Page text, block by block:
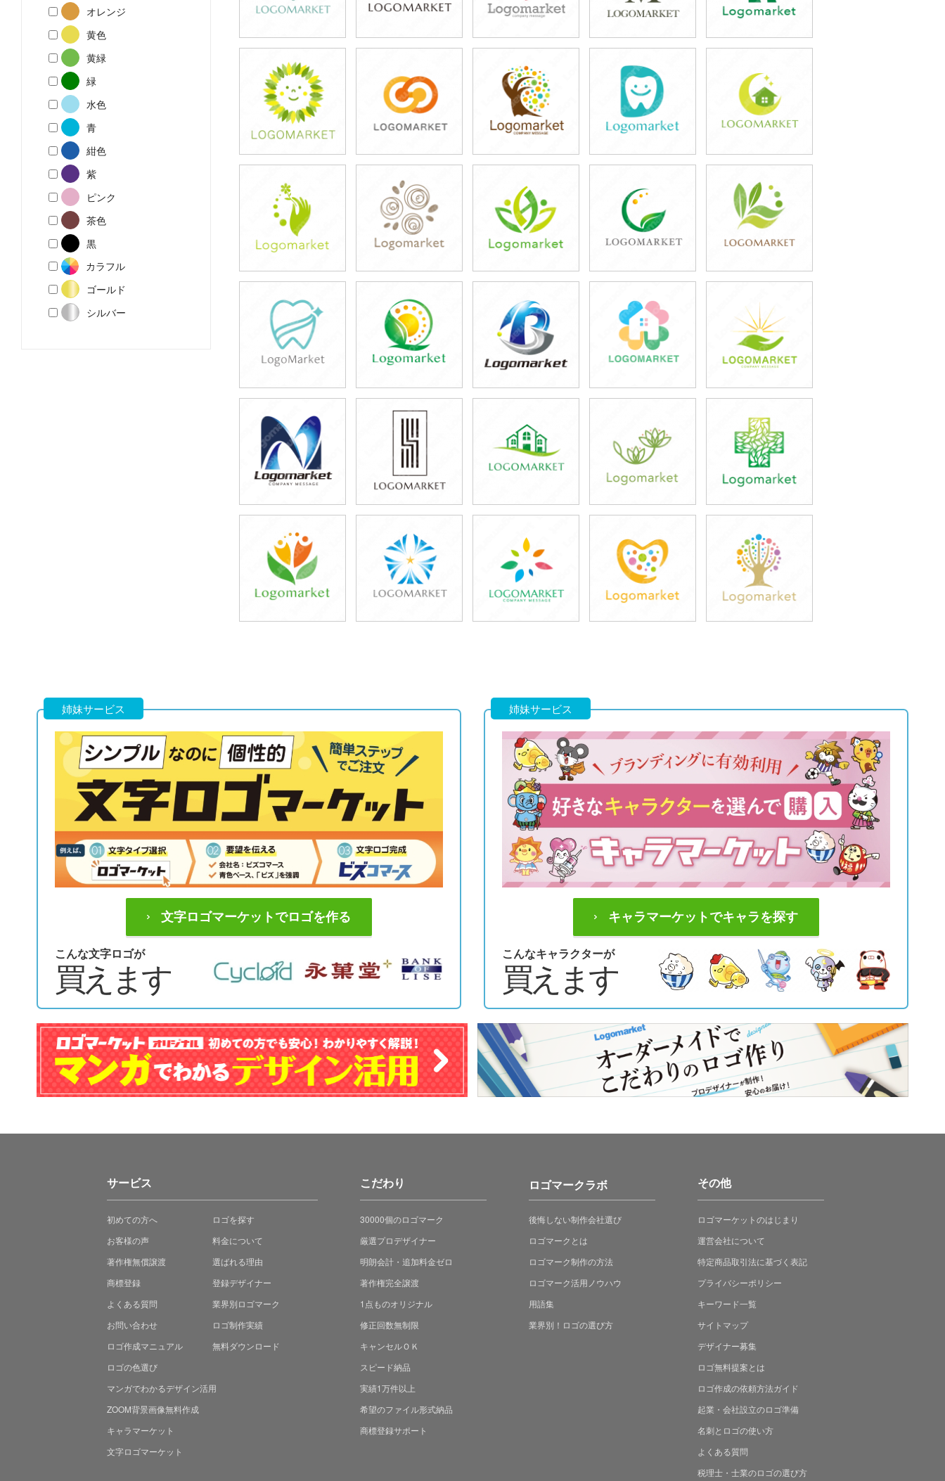
オレンジ
黄色
黄緑
緑
水色
青
紺色
紫
ピンク
茶色
黒
カラフル
ゴールド
シルバー
39,800円
(税込43,780円)
39,800円
(税込43,780円)
39,800円
(税込43,780円)
39,800円
(税込43,780円)
39,800円
(税込43,780円)
39,800円
(税込43,780円)
39,800円
(税込43,780円)
39,800円
(税込43,780円)
39,800円
(税込43,780円)
39,800円
(税込43,780円)
39,800円
(税込43,780円)
39,800円
(税込43,780円)
39,800円
(税込43,780円)
39,800円
(税込43,780円)
39,800円
(税込43,780円)
39,800円
(税込43,780円)
39,800円
(税込43,780円)
39,800円
(税込43,780円)
39,800円
(税込43,780円)
39,800円
(税込43,780円)
39,800円
(税込43,780円)
39,800円
(税込43,780円)
39,800円
(税込43,780円)
39,800円
(税込43,780円)
39,800円
(税込43,780円)
姉妹サービス
文字ロゴマーケットでロゴを作る
こんな文字ロゴが
買えます
姉妹サービス
キャラマーケットでキャラを探す
こんなキャラクターが
買えます
サービス
初めての方へ
ロゴを探す
お客様の声
料金について
著作権無償譲渡
選ばれる理由
商標登録
登録デザイナー
よくある質問
業界別ロゴマーク
お問い合わせ
ロゴ制作実績
ロゴ作成マニュアル
無料ダウンロード
ロゴの色選び
マンガでわかるデザイン活用
ZOOM背景画像無料作成
キャラマーケット
文字ロゴマーケット
こだわり
30000個のロゴマーク
厳選プロデザイナー
明朗会計・追加料金ゼロ
著作権完全譲渡
1点ものオリジナル
修正回数無制限
キャンセルＯＫ
スピード納品
実績1万件以上
希望のファイル形式納品
商標登録サポート
ロゴマークラボ
後悔しない制作会社選び
ロゴマークとは
ロゴマーク制作の方法
ロゴマーク活用ノウハウ
用語集
業界別！ロゴの選び方
その他
ロゴマーケットのはじまり
運営会社について
特定商品取引法に基づく表記
プライバシーポリシー
キーワード一覧
サイトマップ
デザイナー募集
ロゴ無料提案とは
ロゴ作成の依頼方法ガイド
起業・会社設立のロゴ準備
名刺とロゴの使い方
よくある質問
税理士・士業のロゴの選び方